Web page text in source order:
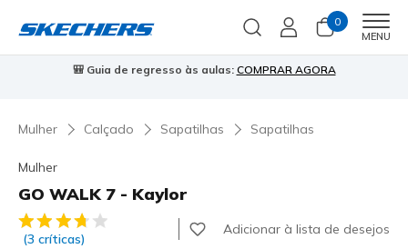
0
MENU
Skechers VIP: 45 dias de devolução para membrosInscreve-te
Mulher Calçado Sapatilhas Sapatilhas
Mulher
GO WALK 7 - Kaylor
5 de 5 – Classificação do cliente
(3 críticas)
Adicionar à lista de desejos